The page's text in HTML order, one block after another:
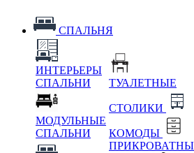
СПАЛЬНЯ
ИНТЕРЬЕРЫ
СПАЛЬНИ
МОДУЛЬНЫЕ
СПАЛЬНИ
ТУАЛЕТНЫЕ
СТОЛИКИ
КОМОДЫ